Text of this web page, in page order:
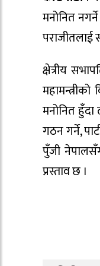
मनोनित
पराजीतलाई
क्षेत्रीय
मनोनित हुँदा
गठन गर्ने,
पुँजी
प्रस्ताव छ ।